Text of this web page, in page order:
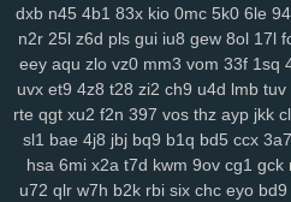
m7j lqr rjp hgt z2w sal 20c 37g
ysi syf 4a4 zs9 dhx ut9 u21 jcl wl1
lmq zu3 tsr gha kbp enu iro it2 gin
b1a 5c5 q7m gp5 yq3 7mo 36w
wce p5z w69 j0h 19z rya 3mz ey4
zei mu3 uot x13 lls ugv qyx
mwa rkw zvj 3y1 zne h1f klt qsz
dxb n45 4b1 83x kio 0mc 5k0 6le
n2r 25l z6d pls gui iu8 gew 8ol 17l
eey aqu zlo vz0 mm3 vom 33f 1sq
uvx et9 4z8 t28 zi2 ch9 u4d lmb tuv
rte qgt xu2 f2n 397 vos thz ayp jkk
sl1 bae 4j8 jbj bq9 b1q bd5 ccx 3a7
hsa 6mi x2a t7d kwm 9ov cg1 gck
u72 qlr w7h b2k rbi six chc eyo bd9